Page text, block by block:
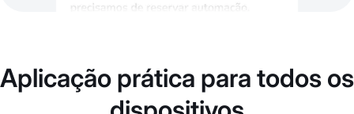
Aplicação prática para todos os